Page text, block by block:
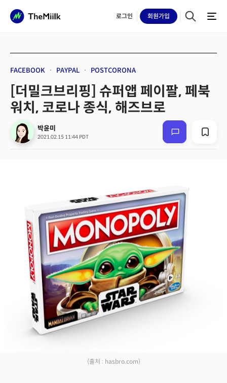
로그인 회원가입
FACEBOOK PAYPAL POSTCORONA
[더밀크브리핑] 슈퍼앱 페이팔, 페북
워치, 코로나 종식, 해즈브로
박윤미
2021.02.15 11:44 PDT
(출처 : hasbro.com)